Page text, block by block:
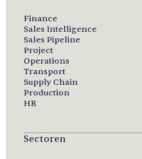
Finance
Sales Intelligence
Sales Pipeline
Project
Operations
Transport
Supply Chain
Production
HR
Sectoren